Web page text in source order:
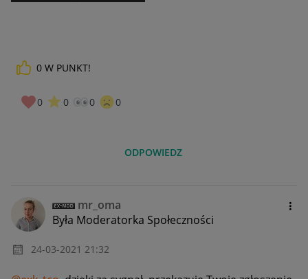
0 W PUNKT!
0 0 0 0
ODPOWIEDZ
mr_oma
Była Moderatorka Społeczności
‎24-03-2021 21:32